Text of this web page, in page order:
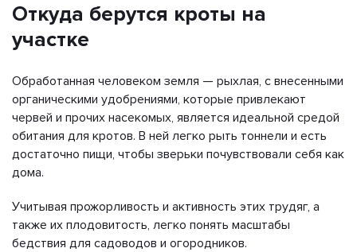
Откуда берутся кроты на
участке
Обработанная человеком земля — рыхлая, с внесенными
органическими удобрениями, которые привлекают
червей и прочих насекомых, является идеальной средой
обитания для кротов. В ней легко рыть тоннели и есть
достаточно пищи, чтобы зверьки почувствовали себя как
дома.
Учитывая прожорливость и активность этих трудяг, а
также их плодовитость, легко понять масштабы
бедствия для садоводов и огородников.